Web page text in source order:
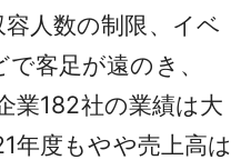
人数の制限、イベ
客足が遠のき、
業182社の業績は大
年度もやや売上高は